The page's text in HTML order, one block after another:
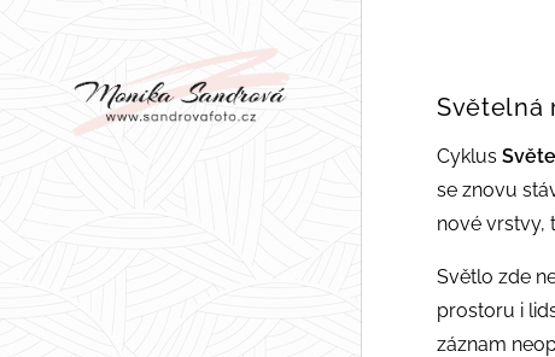
Světelná
Cyklus
se znovu
nové vrstvy,
Světlo zde
prostoru i
záznam